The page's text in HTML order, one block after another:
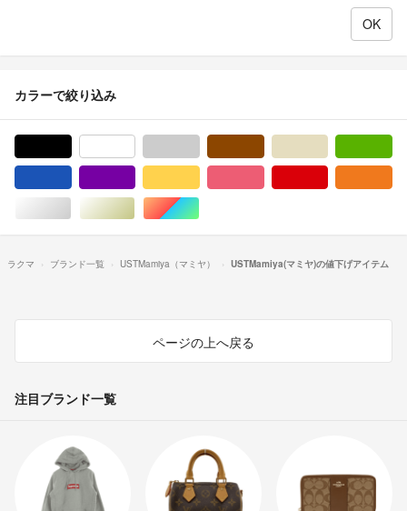
カラーで絞り込み
シルバー/銀色系ゴールド/金色系マルチカラー
ラクマ ブランド一覧 USTMamiya（マミヤ） USTMamiya(マミヤ)の値下げアイテム
ページの上へ戻る
注目ブランド一覧